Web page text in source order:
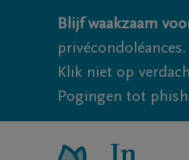
Blijf waakzaam
Klik niet op
Pogingen tot